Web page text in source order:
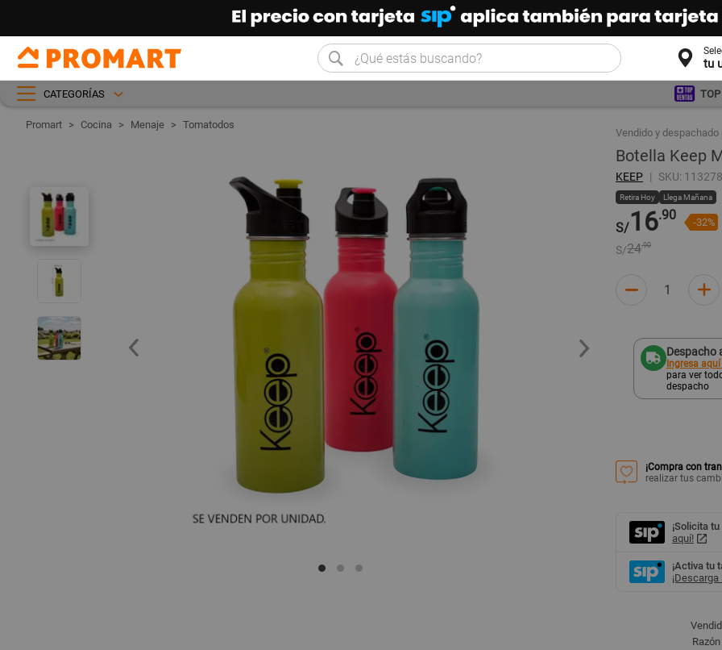
tu
CATEGORÍAS TOP
Cocina Menaje Tomatodos
Vendido y despachado
Botella Keep
KEEP SKU: 113278
Retira Hoy Llega Mañana
S/16.90 -32%
S/24.90
Despacho
Ingresa
para ver
despacho
¡Compra con
realizar tus
¡Solicita
aquí!
¡Activa tu